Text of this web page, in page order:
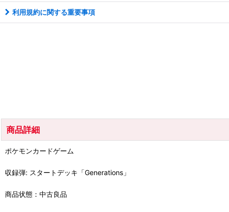
利用規約に関する重要事項
商品詳細
ポケモンカードゲーム
収録弾: スタートデッキ「Generations」
商品状態：中古良品